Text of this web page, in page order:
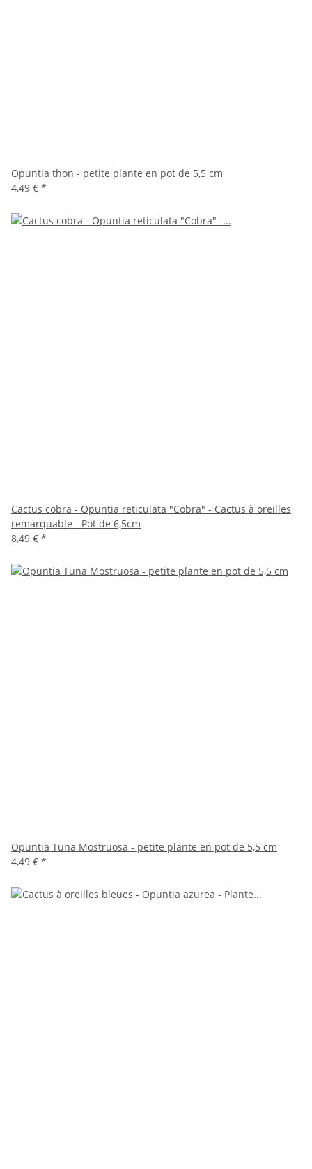
Opuntia thon - petite plante en pot de 5,5 cm
4,49 € *
Cactus cobra - Opuntia reticulata "Cobra" - Cactus à oreilles
remarquable - Pot de 6,5cm
8,49 € *
Opuntia Tuna Mostruosa - petite plante en pot de 5,5 cm
4,49 € *